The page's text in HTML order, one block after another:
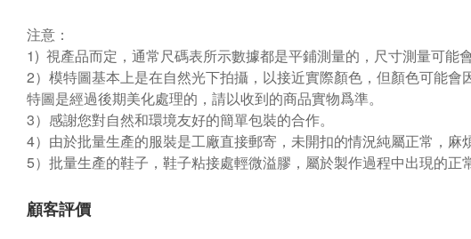
注意：
1) 視產品而定，通常尺碼表所示數據都是平鋪測量的，尺寸測量可能
2）模特圖基本上是在自然光下拍攝，以接近實際顏色，但顏色可能
特圖是經過後期美化處理的，請以收到的商品實物爲準。
3）感謝您對自然和環境友好的簡單包裝的合作。
4）由於批量生產的服裝是工廠直接郵寄，未開扣的情況純屬正常，麻
5）批量生產的鞋子，鞋子粘接處輕微溢膠，屬於製作過程中出現的
顧客評價